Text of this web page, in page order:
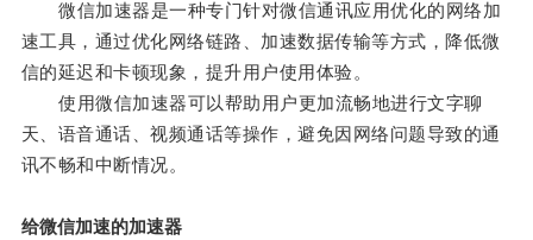
微信加速器是一种专门针对微信通讯应用优化的网络加
速工具，通过优化网络链路、加速数据传输等方式，降低微
信的延迟和卡顿现象，提升用户使用体验。
使用微信加速器可以帮助用户更加流畅地进行文字聊
天、语音通话、视频通话等操作，避免因网络问题导致的通
讯不畅和中断情况。
给微信加速的加速器